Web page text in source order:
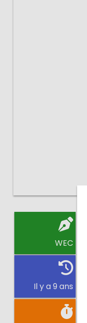
WEC
Il y a 9 ans